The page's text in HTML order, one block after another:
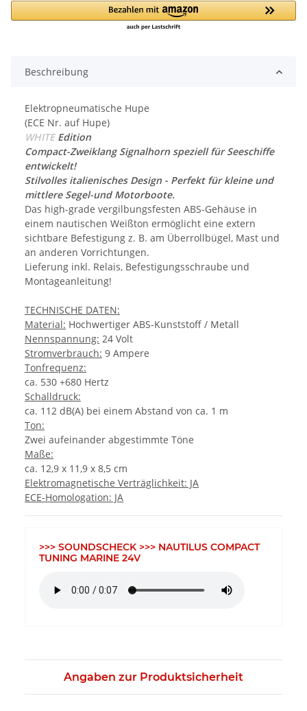
Beschreibung
Elektropneumatische Hupe
(ECE Nr. auf Hupe)
WHITEEdition
Compact-Zweiklang Signalhorn speziell für Seeschiffe
entwickelt!
Stilvolles italienisches Design - Perfekt für kleine und
mittlere Segel-und Motorboote.
Das high-grade vergilbungsfesten ABS-Gehäuse in
einem nautischen Weißton ermöglicht eine extern
sichtbare Befestigung z. B. am Überrollbügel, Mast und
an anderen Vorrichtungen.
Lieferung inkl. Relais, Befestigungsschraube und
Montageanleitung!
TECHNISCHE DATEN:
Material: Hochwertiger ABS-Kunststoff / Metall
Nennspannung: 24 Volt
Stromverbrauch: 9 Ampere
Tonfrequenz:
ca. 530 +680 Hertz
Schalldruck:
ca. 112 dB(A) bei einem Abstand von ca. 1 m
Ton:
Zwei aufeinander abgestimmte Töne
Maße:
ca. 12,9 x 11,9 x 8,5 cm
Elektromagnetische Verträglichkeit: JA
ECE-Homologation: JA
>>> SOUNDSCHECK >>> NAUTILUS COMPACT
TUNING MARINE 24V
Angaben zur Produktsicherheit